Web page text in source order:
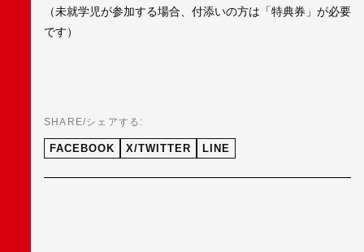
（未就学児が参加する場合、付添いの方は「特典券」が必要
です）
SHARE/シェアする:
FACEBOOK X/TWITTER LINE